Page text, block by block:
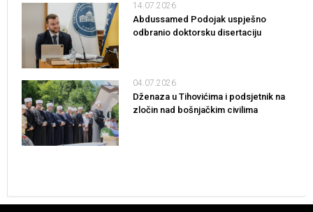
14.07.2026
Abdussamed Podojak uspješno
odbranio doktorsku disertaciju
04.07.2026
Dženaza u Tihovićima i podsjetnik na
zločin nad bošnjačkim civilima